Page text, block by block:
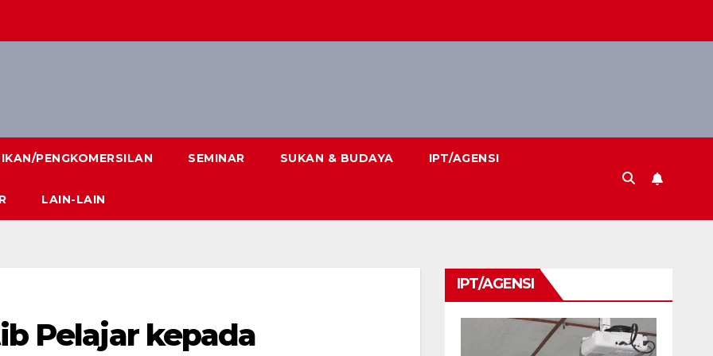
PENGKOMERSILAN SEMINAR SUKAN & BUDAYA IPT/AGENSI
LAIN-LAIN
Pelajar kepada
IPT/AGENSI